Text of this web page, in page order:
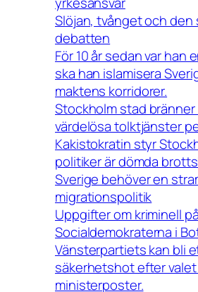
Slöjan, tvånget och den
debatten
För 10 år sedan var han
ska han islamisera
maktens korridorer.
Stockholm stad bränner
värdelösa tolktjänster
Kakistokratin styr
politiker är dömda
Sverige behöver en
migrationspolitik
Uppgifter om kriminell
Socialdemokraterna i
Vänsterpartiets kan bli
säkerhetshot efter
ministerposter.